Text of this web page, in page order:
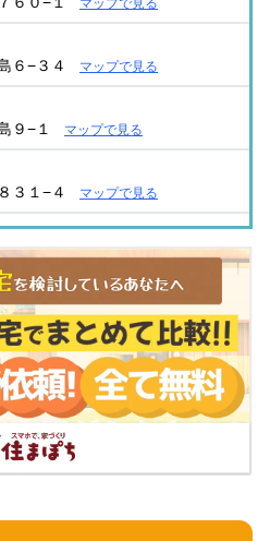
マップで見る
６−３４ マップで見る
９−１ マップで見る
３１−４ マップで見る
１８−１ マップで見る
６０−１ マップで見る
６−３７ マップで見る
００−１